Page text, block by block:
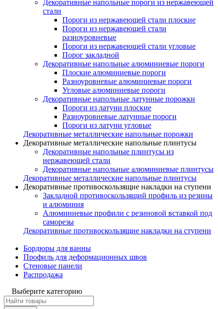
Декоративные напольные пороги из нержавеющей
стали
Пороги из нержавеющей стали плоские
Пороги из нержавеющей стали
разноуровневые
Пороги из нержавеющей стали угловые
Порог закладной
Декоративные напольные алюминиевые пороги
Плоские алюминиевые пороги
Разноуровневые алюминиевые пороги
Угловые алюминиевые пороги
Декоративные напольные латунные порожки
Пороги из латуни плоские
Разноуровневые латунные пороги
Пороги из латуни угловые
Декоративные металлические напольные порожки
Декоративные металлические напольные плинтусы
Декоративные напольные плинтусы из
нержавеющей стали
Декоративные напольные алюминиевые плинтусы
Декоративные металлические напольные плинтусы
Декоративные противоскользящие накладки на ступени
Закладной противоскользящий профиль из резины
и алюминия
Алюминиевые профили с резиновой вставкой под
саморезы
Декоративные противоскользящие накладки на ступени
Бордюры для ванны
Профиль для деформационных швов
Стеновые панели
Распродажа
Выберите категорию